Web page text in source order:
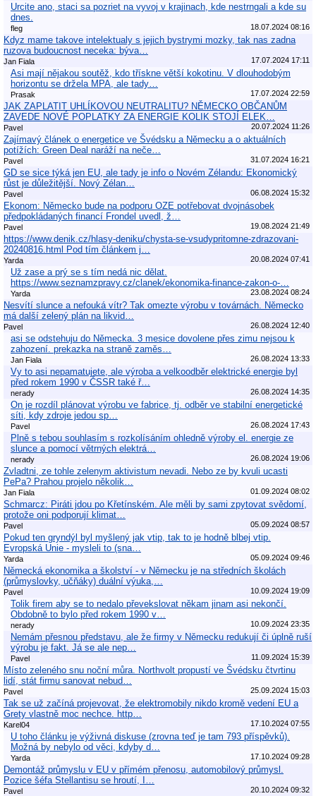
Urcite ano, staci sa pozriet na vyvoj v krajinach, kde nestrngali a kde su
dnes.
fleg 18.07.2024 08:16
Kdyz mame takove intelektualy s jejich bystrymi mozky, tak nas zadna
ruzova budoucnost neceka: býva…
Jan Fiala 17.07.2024 17:11
Asi mají nějakou soutěž, kdo třískne větší kokotinu. V dlouhodobým
horizontu se držela MPA, ale tady…
Prasak 17.07.2024 22:59
JAK ZAPLATIT UHLÍKOVOU NEUTRALITU? NĚMECKO OBČANŮM
ZAVEDE NOVÉ POPLATKY ZA ENERGIE KOLIK STOJÍ ELEK…
Pavel 20.07.2024 11:26
Zajímavý článek o energetice ve Švédsku a Německu a o aktuálních
potížích: Green Deal naráží na neče…
Pavel 31.07.2024 16:21
GD se sice týká jen EU, ale tady je info o Novém Zélandu: Ekonomický
růst je důležitější. Nový Zélan…
Pavel 06.08.2024 15:32
Ekonom: Německo bude na podporu OZE potřebovat dvojnásobek
předpokládaných financí Frondel uvedl, ž…
Pavel 19.08.2024 21:49
https://www.denik.cz/hlasy-deniku/chysta-se-vsudypritomne-zdrazovani-
20240816.html Pod tím článkem j…
Yarda 20.08.2024 07:41
Už zase a prý se s tím nedá nic dělat.
https://www.seznamzpravy.cz/clanek/ekonomika-finance-zakon-o-…
Yarda 23.08.2024 08:24
Nesvítí slunce a nefouká vítr? Tak omezte výrobu v továrnách. Německo
má další zelený plán na likvid…
Pavel 26.08.2024 12:40
asi se odstehuju do Německa. 3 mesice dovolene přes zimu nejsou k
zahození. prekazka na straně zaměs…
Jan Fiala 26.08.2024 13:33
Vy to asi nepamatujete, ale výroba a velkoodběr elektrické energie byl
před rokem 1990 v ČSSR také ř…
nerady 26.08.2024 14:35
On je rozdíl plánovat výrobu ve fabrice, tj. odběr ve stabilní energetické
síti, kdy zdroje jedou sp…
Pavel 26.08.2024 17:43
Plně s tebou souhlasím s rozkolísáním ohledně výroby el. energie ze
slunce a pomocí větrných elektrá…
nerady 26.08.2024 19:06
Zvladtni, ze tohle zelenym aktivistum nevadi. Nebo ze by kvuli ucasti
PePa? Prahou projelo několik…
Jan Fiala 01.09.2024 08:02
Schmarcz: Piráti jdou po Křetínském. Ale měli by sami zpytovat svědomí,
protože oni podporují klimat…
Pavel 05.09.2024 08:57
Pokud ten gryndýl byl myšlený jak vtip, tak to je hodně blbej vtip.
Evropská Unie - mysleli to (sna…
Yarda 05.09.2024 09:46
Německá ekonomika a školství - v Německu je na středních školách
(průmyslovky, učňáky) duální výuka,…
Pavel 10.09.2024 19:09
Tolik firem aby se to nedalo převekslovat někam jinam asi nekončí.
Obdobně to bylo před rokem 1990 v…
nerady 10.09.2024 23:35
Nemám přesnou představu, ale že firmy v Německu redukují či úplně ruší
výrobu je fakt. Já se ale nep…
Pavel 11.09.2024 15:39
Místo zeleného snu noční můra. Northvolt propustí ve Švédsku čtvrtinu
lidí, stát firmu sanovat nebud…
Pavel 25.09.2024 15:03
Tak se už začíná projevovat, že elektromobily nikdo kromě vedení EU a
Grety vlastně moc nechce. http…
Karel04 17.10.2024 07:55
U toho článku je výživná diskuse (zrovna teď je tam 793 příspěvků).
Možná by nebylo od věci, kdyby d…
Yarda 17.10.2024 09:28
Demontáž průmyslu v EU v přímém přenosu, automobilový průmysl.
Pozice šéfa Stellantisu se hroutí, I…
Pavel 20.10.2024 09:32